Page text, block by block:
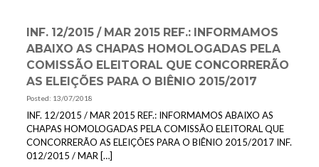
INF. 12/2015 / MAR 2015 REF.: INFORMAMOS
ABAIXO AS CHAPAS HOMOLOGADAS PELA
COMISSÃO ELEITORAL QUE CONCORRERÃO
AS ELEIÇÕES PARA O BIÊNIO 2015/2017
Posted: 13/07/2018
INF. 12/2015 / MAR 2015 REF.: INFORMAMOS ABAIXO AS
CHAPAS HOMOLOGADAS PELA COMISSÃO ELEITORAL QUE
CONCORRERÃO AS ELEIÇÕES PARA O BIÊNIO 2015/2017 INF.
012/2015 / MAR […]